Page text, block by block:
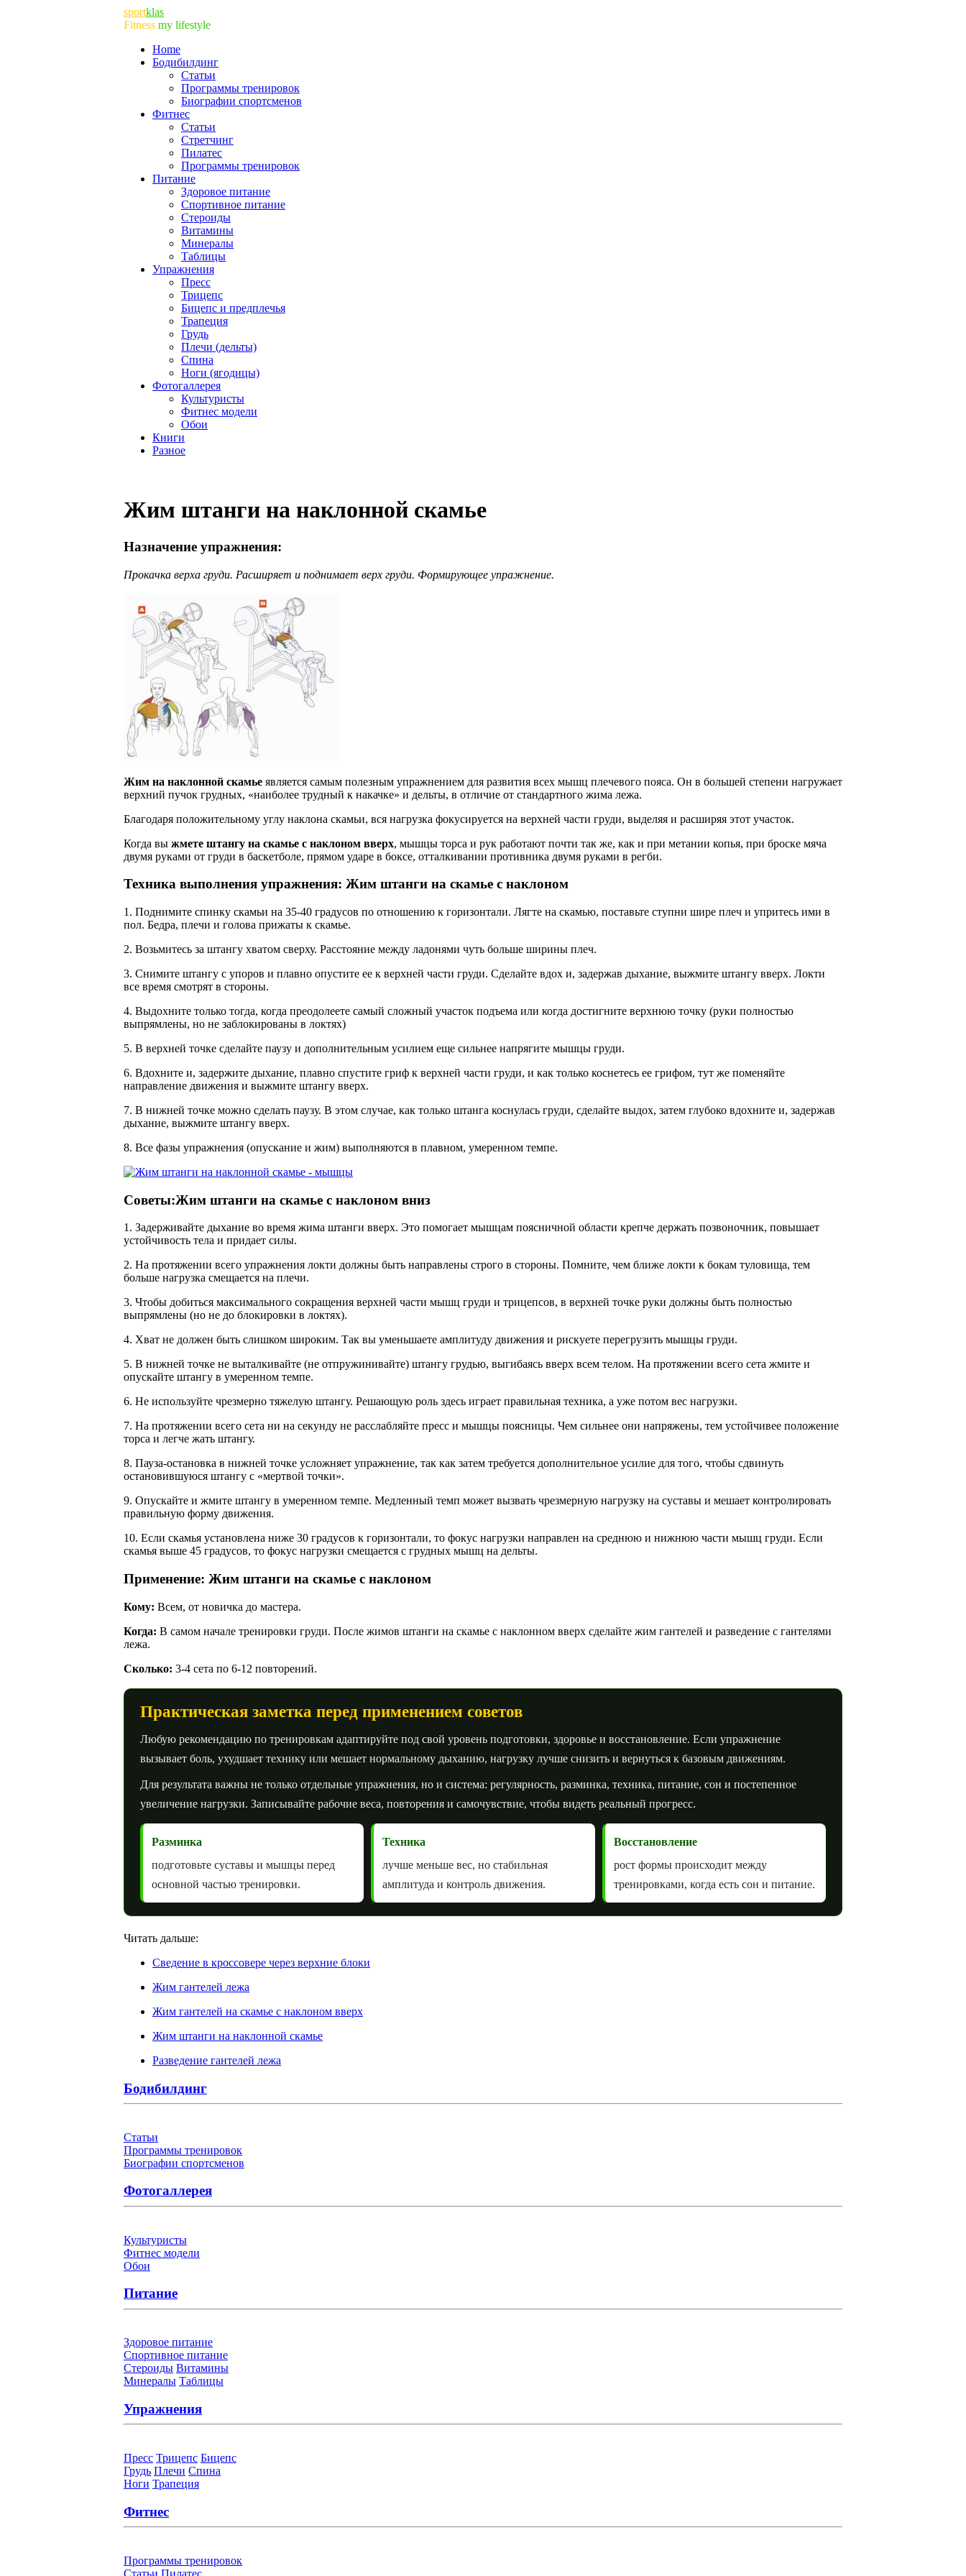
sportklas
Fitness my lifestyle
Home
Бодибилдинг
Статьи
Программы тренировок
Биографии спортсменов
Фитнес
Статьи
Cтретчинг
Пилатес
Программы тренировок
Питание
Здоровое питание
Спортивное питание
Стероиды
Витамины
Минералы
Таблицы
Упражнения
Пресс
Трицепс
Бицепс и предплечья
Трапеция
Грудь
Плечи (дельты)
Спина
Ноги (ягодицы)
Фотогаллерея
Культуристы
Фитнес модели
Обои
Книги
Разное
Жим штанги на наклонной скамье
Назначение упражнения:
Прокачка верха груди. Расширяет и поднимает верх груди. Формирующее упражнение.
Жим на наклонной скамье является самым полезным упражнением для развития всех мышц плечевого пояса. Он в большей степени нагружает
верхний пучок грудных, «наиболее трудный к накачке» и дельты, в отличие от стандартного жима лежа.
Благодаря положительному углу наклона скамьи, вся нагрузка фокусируется на верхней части груди, выделяя и расширяя этот участок.
Когда вы жмете штангу на скамье с наклоном вверх, мышцы торса и рук работают почти так же, как и при метании копья, при броске мяча
двумя руками от груди в баскетболе, прямом ударе в боксе, отталкивании противника двумя руками в регби.
Техника выполнения упражнения: Жим штанги на скамье с наклоном
1. Поднимите спинку скамьи на 35-40 градусов по отношению к горизонтали. Лягте на скамью, поставьте ступни шире плеч и упритесь ими в
пол. Бедра, плечи и голова прижаты к скамье.
2. Возьмитесь за штангу хватом сверху. Расстояние между ладонями чуть больше ширины плеч.
3. Снимите штангу с упоров и плавно опустите ее к верхней части груди. Сделайте вдох и, задержав дыхание, выжмите штангу вверх. Локти
все время смотрят в стороны.
4. Выдохните только тогда, когда преодолеете самый сложный участок подъема или когда достигните верхнюю точку (руки полностью
выпрямлены, но не заблокированы в локтях)
5. В верхней точке сделайте паузу и дополнительным усилием еще сильнее напрягите мышцы груди.
6. Вдохните и, задержите дыхание, плавно спустите гриф к верхней части груди, и как только коснетесь ее грифом, тут же поменяйте
направление движения и выжмите штангу вверх.
7. В нижней точке можно сделать паузу. В этом случае, как только штанга коснулась груди, сделайте выдох, затем глубоко вдохните и, задержав
дыхание, выжмите штангу вверх.
8. Все фазы упражнения (опускание и жим) выполняются в плавном, умеренном темпе.
Советы:Жим штанги на скамье с наклоном вниз
1. Задерживайте дыхание во время жима штанги вверх. Это помогает мышцам поясничной области крепче держать позвоночник, повышает
устойчивость тела и придает силы.
2. На протяжении всего упражнения локти должны быть направлены строго в стороны. Помните, чем ближе локти к бокам туловища, тем
больше нагрузка смещается на плечи.
3. Чтобы добиться максимального сокращения верхней части мышц груди и трицепсов, в верхней точке руки должны быть полностью
выпрямлены (но не до блокировки в локтях).
4. Хват не должен быть слишком широким. Так вы уменьшаете амплитуду движения и рискуете перегрузить мышцы груди.
5. В нижней точке не выталкивайте (не отпружинивайте) штангу грудью, выгибаясь вверх всем телом. На протяжении всего сета жмите и
опускайте штангу в умеренном темпе.
6. Не используйте чрезмерно тяжелую штангу. Решающую роль здесь играет правильная техника, а уже потом вес нагрузки.
7. На протяжении всего сета ни на секунду не расслабляйте пресс и мышцы поясницы. Чем сильнее они напряжены, тем устойчивее положение
торса и легче жать штангу.
8. Пауза-остановка в нижней точке усложняет упражнение, так как затем требуется дополнительное усилие для того, чтобы сдвинуть
остановившуюся штангу с «мертвой точки».
9. Опускайте и жмите штангу в умеренном темпе. Медленный темп может вызвать чрезмерную нагрузку на суставы и мешает контролировать
правильную форму движения.
10. Если скамья установлена ниже 30 градусов к горизонтали, то фокус нагрузки направлен на среднюю и нижнюю части мышц груди. Если
скамья выше 45 градусов, то фокус нагрузки смещается с грудных мышц на дельты.
Применение: Жим штанги на скамье с наклоном
Кому: Всем, от новичка до мастера.
Когда: В самом начале тренировки груди. После жимов штанги на скамье с наклонном вверх сделайте жим гантелей и разведение с гантелями
лежа.
Сколько: 3-4 сета по 6-12 повторений.
Практическая заметка перед применением советов
Любую рекомендацию по тренировкам адаптируйте под свой уровень подготовки, здоровье и восстановление. Если упражнение
вызывает боль, ухудшает технику или мешает нормальному дыханию, нагрузку лучше снизить и вернуться к базовым движениям.
Для результата важны не только отдельные упражнения, но и система: регулярность, разминка, техника, питание, сон и постепенное
увеличение нагрузки. Записывайте рабочие веса, повторения и самочувствие, чтобы видеть реальный прогресс.
Разминка
подготовьте суставы и мышцы перед
основной частью тренировки.
Техника
лучше меньше вес, но стабильная
амплитуда и контроль движения.
Восстановление
рост формы происходит между
тренировками, когда есть сон и питание.
Читать дальше:
Сведение в кроссовере через верхние блоки
Жим гантелей лежа
Жим гантелей на скамье с наклоном вверх
Жим штанги на наклонной скамье
Разведение гантелей лежа
Бодибилдинг
Статьи
Программы тренировок
Биографии спортсменов
Фотогаллерея
Культуристы
Фитнес модели
Обои
Питание
Здоровое питание
Спортивное питание
Стероиды Витамины
Минералы Таблицы
Упражнения
Пресс Трицепс Бицепс
Грудь Плечи Спина
Ноги Трапеция
Фитнес
Программы тренировок
Статьи Пилатес